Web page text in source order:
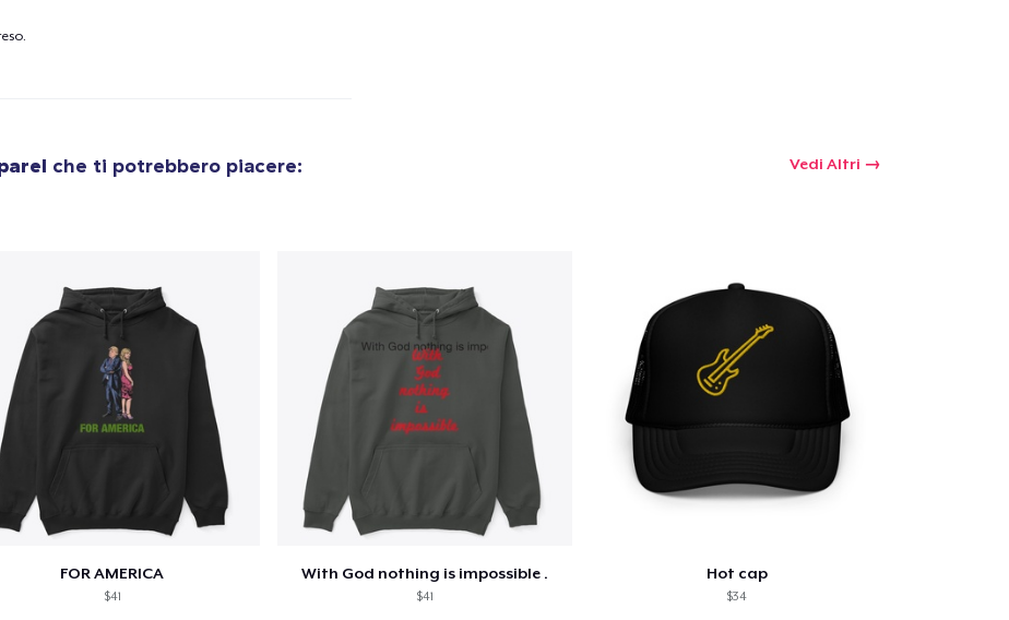
che ti potrebbero piacere: Vedi Altri
FOR AMERICA
$41
With God nothing is impossible .
$41
Hot cap
$34
Pagamento
Continua a Comprare
Unisex Classic Pullover Hoodie
40,99 USD
Unisex Premium Pullover Hoodie
Bella Canvas 3001 | Classic Unisex Jersey T-Shirt
Unisex Classic Crewneck Sweatshirt